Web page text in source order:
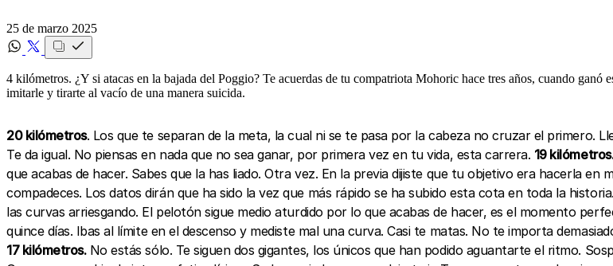
25 de marzo 2025
4 kilómetros. ¿Y si atacas en la bajada del Poggio? Te acuerdas de tu compatriota Mohoric hace tres años, cuando ganó
imitarle y tirarte al vacío de una manera suicida.
20 kilómetros. Los que te separan de la meta, la cual ni se te pasa por la cabeza no cruzar el primero.
Te da igual. No piensas en nada que no sea ganar, por primera vez en tu vida, esta carrera. 19
que acabas de hacer. Sabes que la has liado. Otra vez. En la previa dijiste que tu objetivo era hacerla
compadeces. Los datos dirán que ha sido la vez que más rápido se ha subido esta cota en toda la historia.
las curvas arriesgando. El pelotón sigue medio aturdido por lo que acabas de hacer, es el momento
quince días. Ibas al límite en el descenso y mediste mal una curva. Casi te matas. No te importa
17 kilómetros.No estás sólo. Te siguen dos gigantes, los únicos que han podido aguantarte el ritmo.